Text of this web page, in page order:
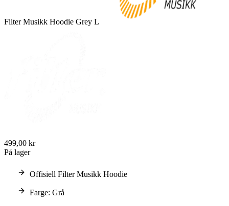
Filter Musikk Hoodie Grey L
499,00 kr
På lager
Offisiell Filter Musikk Hoodie
Farge: Grå